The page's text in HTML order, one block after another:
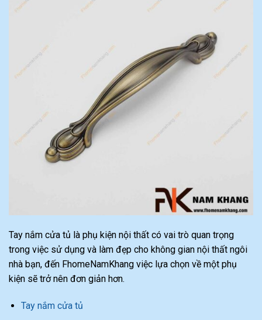
Tay nắm cửa tủ là phụ kiện nội thất có vai trò quan trọng
trong việc sử dụng và làm đẹp cho không gian nội thất ngôi
nhà bạn, đến FhomeNamKhang việc lựa chọn về một phụ
kiện sẽ trở nên đơn giản hơn.
Tay nắm cửa tủ